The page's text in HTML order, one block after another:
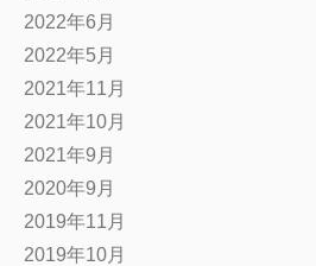
2022年6月
2022年5月
2021年11月
2021年10月
2021年9月
2020年9月
2019年11月
2019年10月